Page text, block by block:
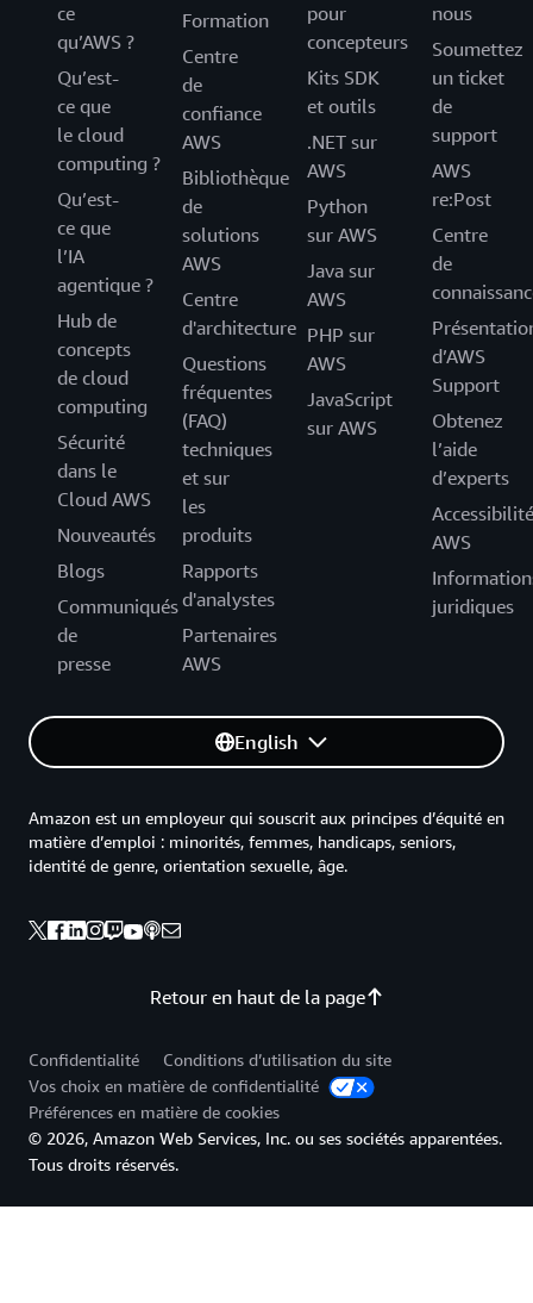
ce
qu’AWS ?
Qu’est-
ce que
le cloud
computing ?
Qu’est-
ce que
l’IA
agentique ?
Hub de
concepts
de cloud
computing
Sécurité
dans le
Cloud AWS
Nouveautés
Blogs
Communiqués
de
presse
Formation
Centre
de
confiance
AWS
Bibliothèque
de
solutions
AWS
Centre
d'architecture
Questions
fréquentes
(FAQ)
techniques
et sur
les
produits
Rapports
d'analystes
Partenaires
AWS
pour
concepteurs
Kits SDK
et outils
.NET sur
AWS
Python
sur AWS
Java sur
AWS
PHP sur
AWS
JavaScript
sur AWS
nous
Soumettez
un ticket
de
support
AWS
re:Post
Centre
de
d’AWS
Support
Obtenez
l’aide
d’experts
Accessibilité
AWS
juridiques
English
Retour en haut de la page
Amazon est un employeur qui souscrit aux principes d’équité en
matière d’emploi : minorités, femmes, handicaps, seniors,
identité de genre, orientation sexuelle, âge.
Confidentialité
Conditions d’utilisation du site
Vos choix en matière de confidentialité
Préférences en matière de cookies
© 2026, Amazon Web Services, Inc. ou ses sociétés apparentées.
Tous droits réservés.